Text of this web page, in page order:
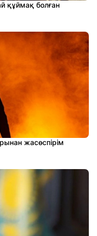
құймақ болған
жасөспірім